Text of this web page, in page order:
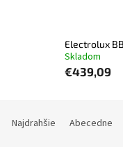
Electrolux
Skladom
€439,09
Najdrahšie Abecedne